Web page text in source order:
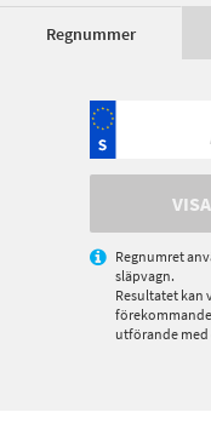
Regnummer
Regnumret
släpvagn.
Resultatet kan
utförande